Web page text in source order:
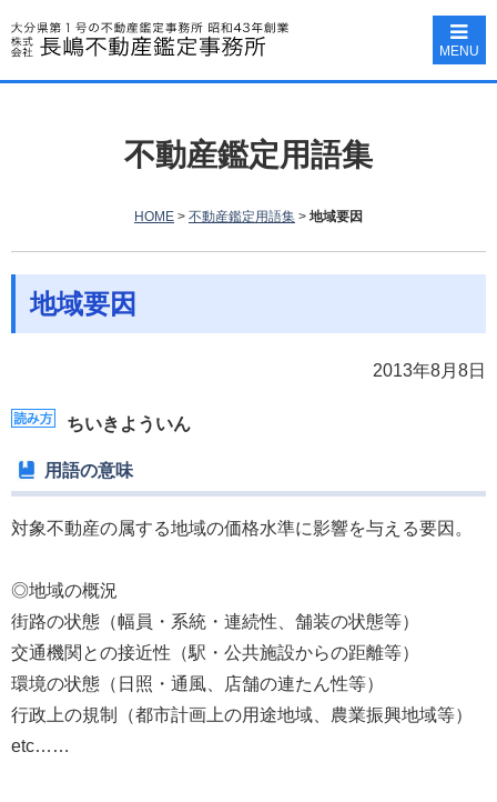
MENU
不動産鑑定用語集
HOME > 不動産鑑定用語集 > 地域要因
地域要因
2013年8月8日
ちいきよういん
用語の意味
対象不動産の属する地域の価格水準に影響を与える要因。
◎地域の概況
街路の状態（幅員・系統・連続性、舗装の状態等）
交通機関との接近性（駅・公共施設からの距離等）
環境の状態（日照・通風、店舗の連たん性等）
行政上の規制（都市計画上の用途地域、農業振興地域等）
etc……